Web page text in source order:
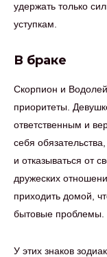
удержать только
уступкам.
В браке
Скорпион и
приоритеты.
ответственным и
себя
и отказываться от
дружеских
приходить домой,
бытовые проблемы.
У этих знаков